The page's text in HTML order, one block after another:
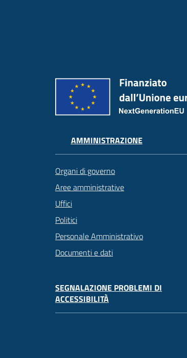
AMMINISTRAZIONE
Organi di governo
Aree amministrative
Uffici
Politici
Personale Amministrativo
Documenti e dati
SEGNALAZIONE PROBLEMI DI
ACCESSIBILITÀ